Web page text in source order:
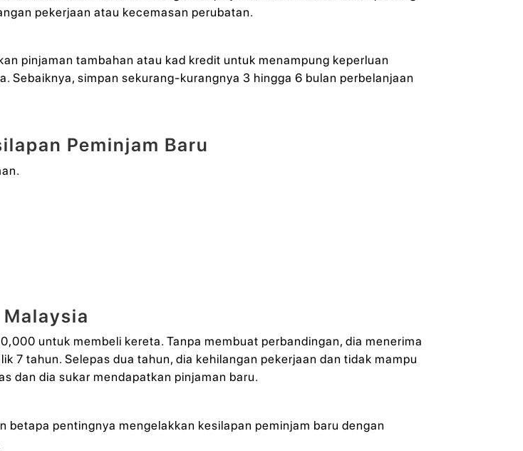
pekerjaan atau kecemasan perubatan.
pinjaman tambahan atau kad kredit untuk menampung keperluan
Sebaiknya, simpan sekurang-kurangnya 3 hingga 6 bulan perbelanjaan
Peminjam Baru
untuk membeli kereta. Tanpa membuat perbandingan, dia menerima
7 tahun. Selepas dua tahun, dia kehilangan pekerjaan dan tidak mampu
dan dia sukar mendapatkan pinjaman baru.
betapa pentingnya mengelakkan kesilapan peminjam baru dengan